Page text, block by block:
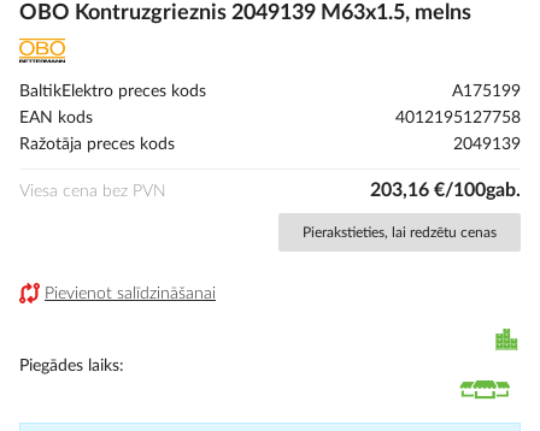
uz
sākumu
OBO Kontruzgrieznis 2049139 M63x1.5, melns
BaltikElektro preces kods
A175199
EAN kods
4012195127758
Ražotāja preces kods
2049139
Viesa cena bez PVN 203,16 €/100gab.
Pierakstieties, lai redzētu cenas
Pievienot salīdzināšanai
Piegādes laiks